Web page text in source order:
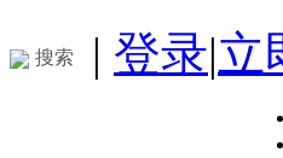
搜索 | 登录|立